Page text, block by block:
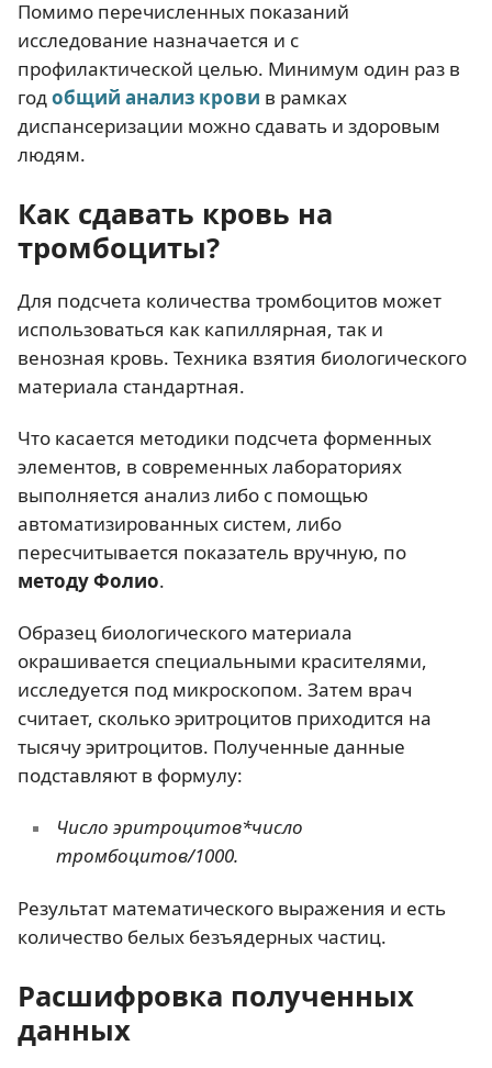
Помимо перечисленных показаний
исследование назначается и с
профилактической целью. Минимум один раз в
годобщий анализ крови в рамках
диспансеризации можно сдавать и здоровым
людям.
Как сдавать кровь на
тромбоциты?
Для подсчета количества тромбоцитов может
использоваться как капиллярная, так и
венозная кровь. Техника взятия биологического
материала стандартная.
Что касается методики подсчета форменных
элементов, в современных лабораториях
выполняется анализ либо с помощью
автоматизированных систем, либо
пересчитывается показатель вручную, по
методу Фолио.
Образец биологического материала
окрашивается специальными красителями,
исследуется под микроскопом. Затем врач
считает, сколько эритроцитов приходится на
тысячу эритроцитов. Полученные данные
подставляют в формулу:
Число эритроцитов*число
тромбоцитов/1000.
Результат математического выражения и есть
количество белых безъядерных частиц.
Расшифровка полученных
данных